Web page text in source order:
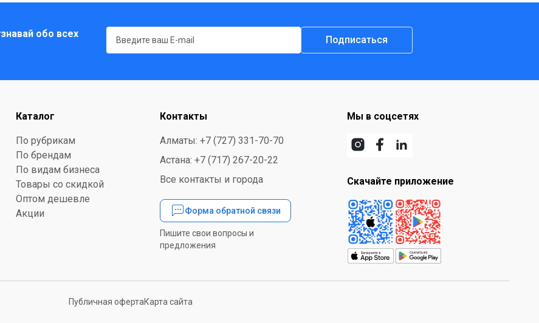
обо всех
Подписаться
Каталог
По рубрикам
По брендам
По видам бизнеса
Товары со скидкой
Оптом дешевле
Акции
Контакты
Алматы: +7 (727) 331-70-70
Астана: +7 (717) 267-20-22
Все контакты и города
Форма обратной связи
Пишите свои вопросы и
предложения
Мы в соцсетях
Скачайте приложение
Публичная офертаКарта сайта